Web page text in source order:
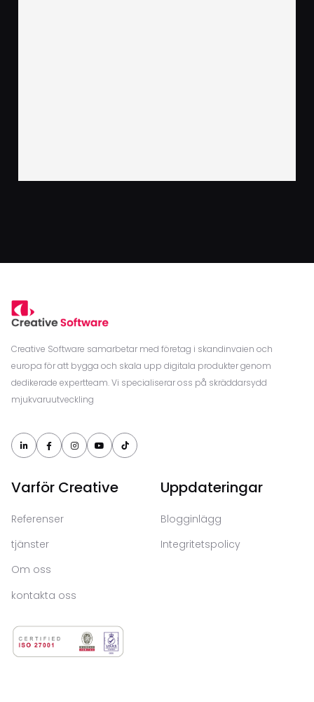
Creative Software samarbetar med företag i skandinvaien och
europa för att bygga och skala upp digitala produkter genom
dedikerade expertteam. Vi specialiserar oss på skräddarsydd
mjukvaruutveckling
    
Varför Creative
Referenser
tjänster
Om oss
kontakta oss
Uppdateringar
Blogginlägg
Integritetspolicy